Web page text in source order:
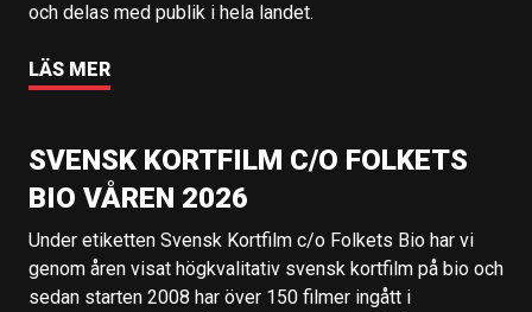
och delas med publik i hela landet.
LÄS MER
SVENSK KORTFILM C/O FOLKETS
BIO VÅREN 2026
Under etiketten Svensk Kortfilm c/o Folkets Bio har vi
genom åren visat högkvalitativ svensk kortfilm på bio och
sedan starten 2008 har över 150 filmer ingått i